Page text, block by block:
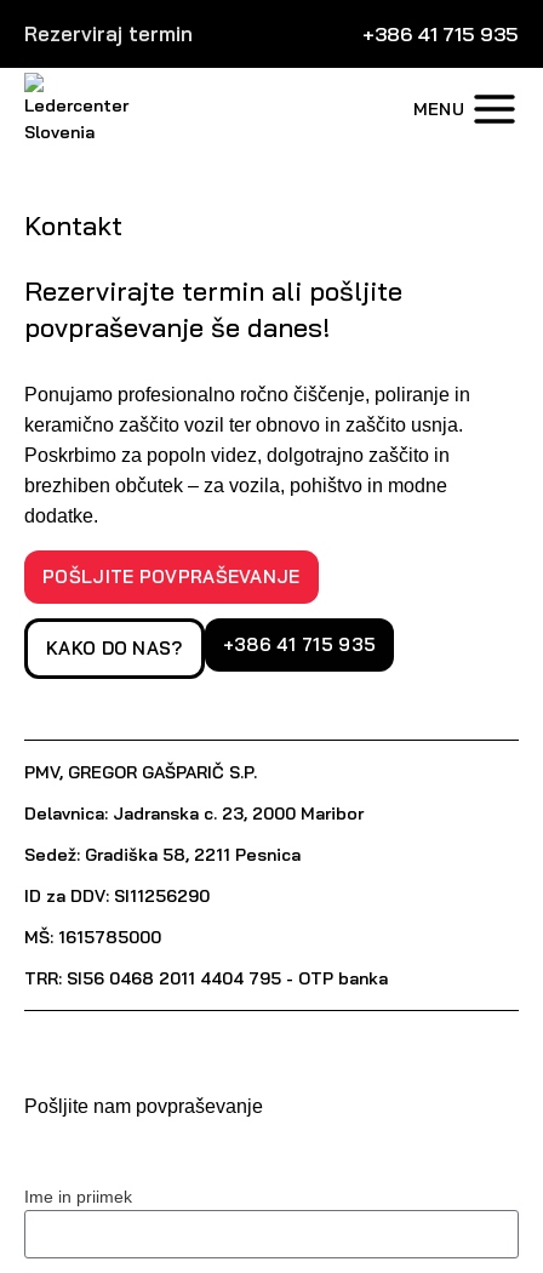
Rezerviraj termin +386 41 715 935
MENU
Kontakt
Rezervirajte termin ali pošljite
povpraševanje še danes!
Ponujamo profesionalno ročno čiščenje, poliranje in
keramično zaščito vozil ter obnovo in zaščito usnja.
Poskrbimo za popoln videz, dolgotrajno zaščito in
brezhiben občutek – za vozila, pohištvo in modne
dodatke.
POŠLJITE POVPRAŠEVANJE
KAKO DO NAS? +386 41 715 935
PMV, GREGOR GAŠPARIČ S.P.
Delavnica: Jadranska c. 23, 2000 Maribor
Sedež: Gradiška 58, 2211 Pesnica
ID za DDV: SI11256290
MŠ: 1615785000
TRR: SI56 0468 2011 4404 795 - OTP banka
Pošljite nam povpraševanje
Ime in priimek